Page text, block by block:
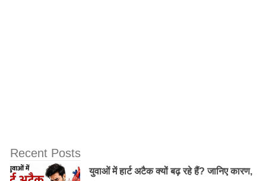
Recent Posts
युवाओं में हार्ट अटैक क्यों बढ़ रहे हैं? जानिए कारण,